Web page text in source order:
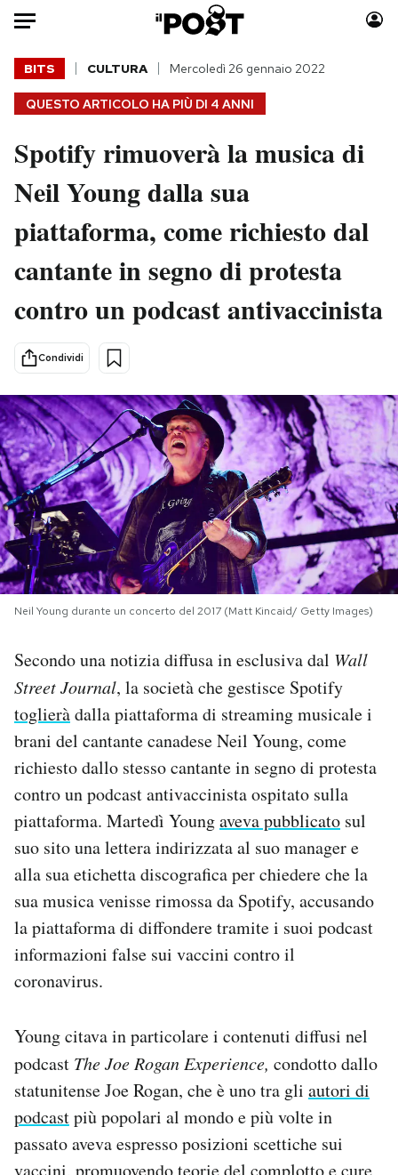
Auto
HOME
Italia
Mondo
Politica
Tecnologia
Scienza
Cultura
Sport
Moda
Consumismi
Storie/Idee
Media
Europa
PODCAST
NEWSLETTER
I MIEI PREFERITI
SHOP
CALENDARIO
AREA PERSONALE
Area Personale
Newsletter
Hai bisogno di aiuto?
Esci
QUESTO ARTICOLO HA PIÙ DI 4 ANNI
BITS CULTURA Mercoledì 26 gennaio 2022
Spotify rimuoverà la musica di
Neil Young dalla sua
piattaforma, come richiesto dal
cantante in segno di protesta
contro un podcast antivaccinista
Condividi
Neil Young durante un concerto del 2017 (Matt Kincaid/ Getty Images)
Secondo una notizia diffusa in esclusiva dal Wall
Street Journal, la società che gestisce Spotify
toglieràdalla piattaforma di streaming musicale i
brani del cantante canadese Neil Young, come
richiesto dallo stesso cantante in segno di protesta
contro un podcast antivaccinista ospitato sulla
piattaforma. Martedì Youngaveva pubblicato sul
suo sito una lettera indirizzata al suo manager e
alla sua etichetta discografica per chiedere che la
sua musica venisse rimossa da Spotify, accusando
la piattaforma di diffondere tramite i suoi podcast
informazioni false sui vaccini contro il
coronavirus.
Young citava in particolare i contenuti diffusi nel
podcast The Joe Rogan Experience, condotto dallo
statunitense Joe Rogan, che è uno tra gli autori di
podcastpiù popolari al mondo e più volte in
passato aveva espresso posizioni scettiche sui
vaccini, promuovendo teorie del complotto e cure